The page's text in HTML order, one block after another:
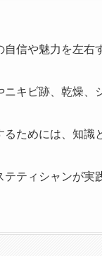
信や魅力を左右
ニキビ跡、乾燥、
ためには、知識
ティシャンが実